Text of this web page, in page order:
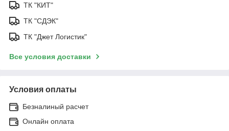
ТК "КИТ"
ТК "СДЭК"
ТК "Джет Логистик"
Все условия доставки
Условия оплаты
Безналиный расчет
Онлайн оплата